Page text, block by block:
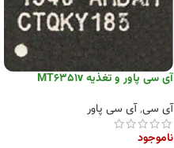
آی سی پاور و تغذیه MT6351v
آی سی,آی سی پاور
ناموجود